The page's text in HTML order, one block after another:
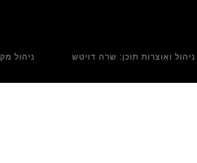
ניהול ואוצרות תוכן: שרה דויטש ניהול